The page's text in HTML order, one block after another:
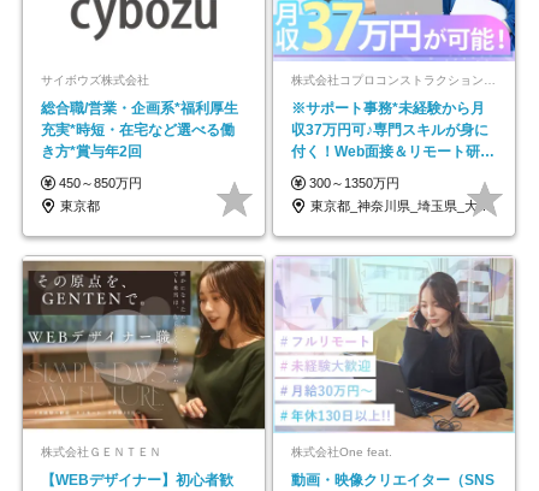
サイボウズ株式会社
総合職/営業・企画系*福利厚生
充実*時短・在宅など選べる働
き方*賞与年2回
450～850万円
東京都
※サポート事務*未経験から月
収37万円可♪専門スキルが身に
付く！Web面接＆リモート研修
も充実♪/a
300～1350万円
東京都_神奈川県_埼玉県_大阪府_愛知県…
株式会社ＧＥＮＴＥＮ
【WEBデザイナー】初⼼者歓
株式会社One feat.
動画・映像クリエイター（SNS